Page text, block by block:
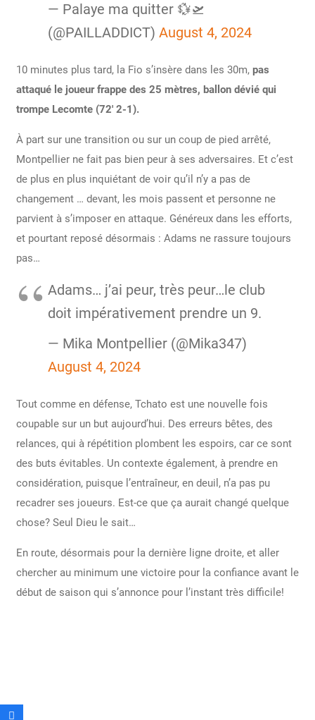
— Palaye ma quitter 💱🛫
(@PAILLADDICT) August 4, 2024
10 minutes plus tard, la Fio s’insère dans les 30m, pas
attaqué le joueur frappe des 25 mètres, ballon dévié qui
trompe Lecomte (72′ 2-1).
À part sur une transition ou sur un coup de pied arrêté,
Montpellier ne fait pas bien peur à ses adversaires. Et c’est
de plus en plus inquiétant de voir qu’il n’y a pas de
changement … devant, les mois passent et personne ne
parvient à s’imposer en attaque. Généreux dans les efforts,
et pourtant reposé désormais : Adams ne rassure toujours
pas…
Adams… j’ai peur, très peur…le club
doit impérativement prendre un 9.
— Mika Montpellier (@Mika347)
August 4, 2024
Tout comme en défense, Tchato est une nouvelle fois
coupable sur un but aujourd’hui. Des erreurs bêtes, des
relances, qui à répétition plombent les espoirs, car ce sont
des buts évitables. Un contexte également, à prendre en
considération, puisque l’entraîneur, en deuil, n’a pas pu
recadrer ses joueurs. Est-ce que ça aurait changé quelque
chose? Seul Dieu le sait…
En route, désormais pour la dernière ligne droite, et aller
chercher au minimum une victoire pour la confiance avant le
début de saison qui s’annonce pour l’instant très difficile!